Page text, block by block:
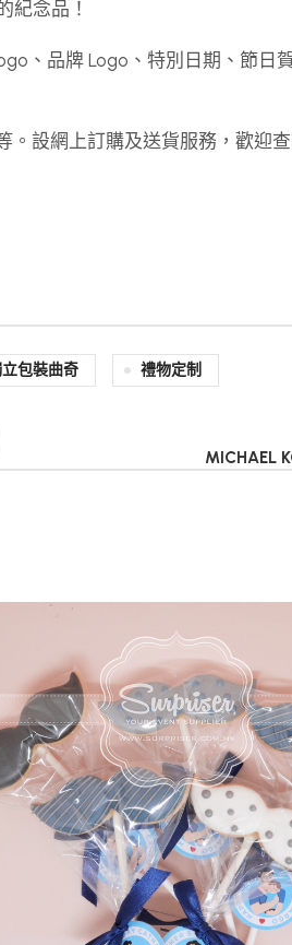
紀念品！
、品牌 Logo、特別日期、節日
設網上訂購及送貨服務，歡迎查
包裝曲奇 禮物定制
MICHAEL